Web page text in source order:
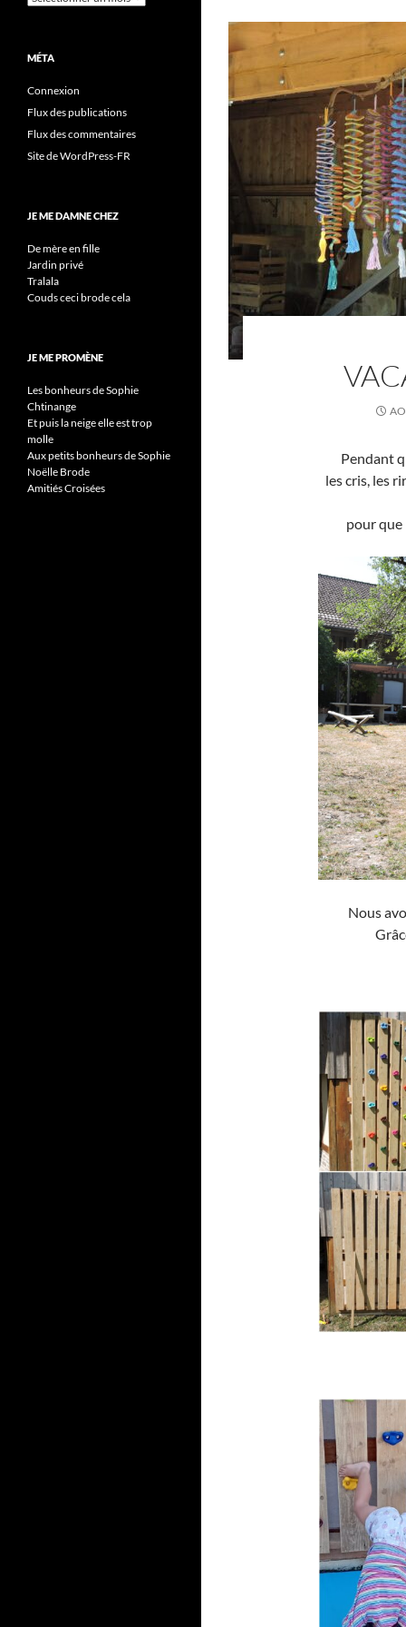
Pendant
les cris, les
pour que
Nous
MÉTA
Connexion
Flux des publications
Flux des commentaires
Site de WordPress-FR
JE ME DAMNE CHEZ
De mère en fille
Jardin privé
Tralala
Couds ceci brode cela
JE ME PROMÈNE
Les bonheurs de Sophie
Chtinange
Et puis la neige elle est trop
molle
Aux petits bonheurs de Sophie
Noëlle Brode
Amitiés Croisées